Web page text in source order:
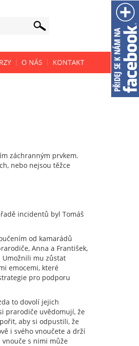
O NÁS KONTAKT
záchranným prvkem.
nebo nejsou těžce
incidentů byl Tomáš
od kamarádů
Anna a František,
Umožnili mu zůstat
emocemi, které
pro podporu
to dovolí jejich
prarodiče uvědomují, že
aby si odpustili, že
i svého vnoučete a drží
s nimi může